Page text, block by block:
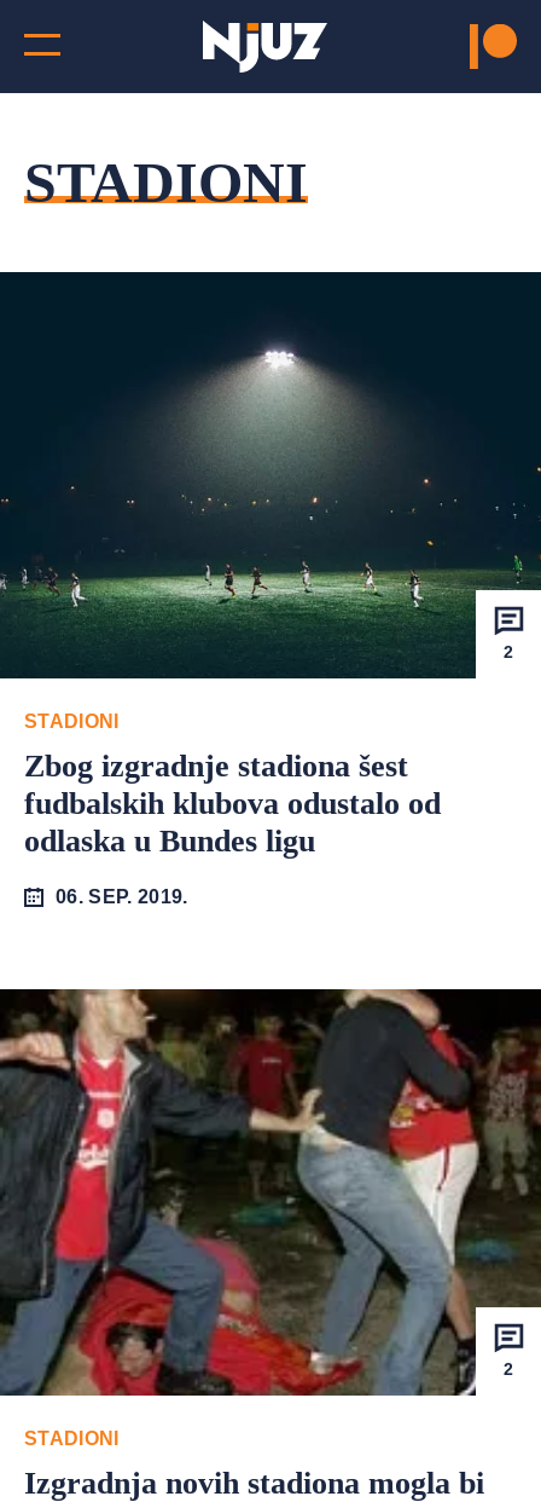
STADIONI
2
STADIONI
Zbog izgradnje stadiona šest
fudbalskih klubova odustalo od
odlaska u Bundes ligu
06. SEP. 2019.
2
STADIONI
Izgradnja novih stadiona mogla bi